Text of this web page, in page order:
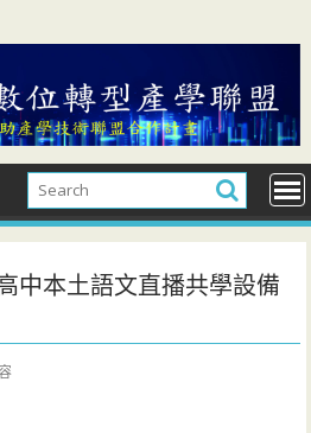
中本土語文直播共學設備